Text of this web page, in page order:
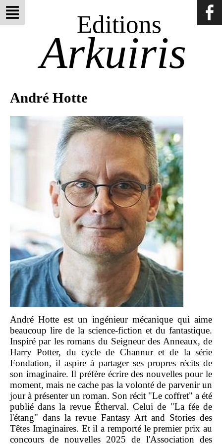
Editions
Arkuiris
André Hotte
André Hotte est un ingénieur mécanique qui aime
beaucoup lire de la science-fiction et du fantastique.
Inspiré par les romans du Seigneur des Anneaux, de
Harry Potter, du cycle de Channur et de la série
Fondation, il aspire à partager ses propres récits de
son imaginaire. Il préfère écrire des nouvelles pour le
moment, mais ne cache pas la volonté de parvenir un
jour à présenter un roman. Son récit "Le coffret" a été
publié dans la revue Étherval. Celui de "La fée de
l'étang" dans la revue Fantasy Art and Stories des
Têtes Imaginaires. Et il a remporté le premier prix au
concours de nouvelles 2025 de l'Association des